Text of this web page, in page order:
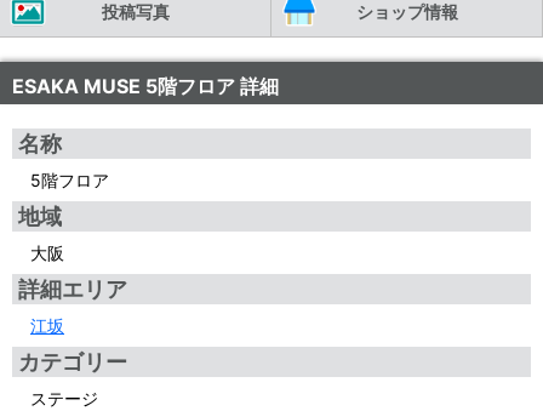
投稿写真 ショップ情報
ESAKA MUSE 5階フロア 詳細
名称
5階フロア
地域
大阪
詳細エリア
江坂
カテゴリー
ステージ